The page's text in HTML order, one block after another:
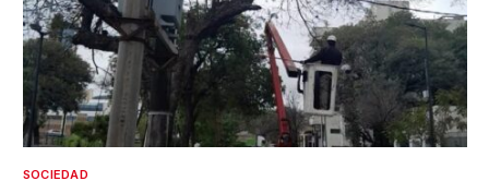
SOCIEDAD